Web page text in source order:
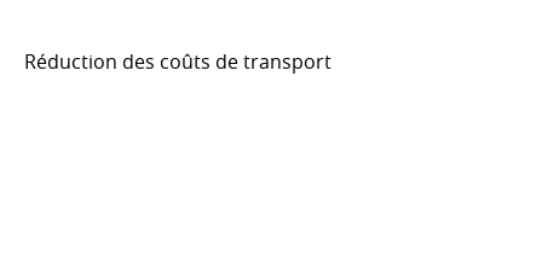
Réduction des coûts de transport